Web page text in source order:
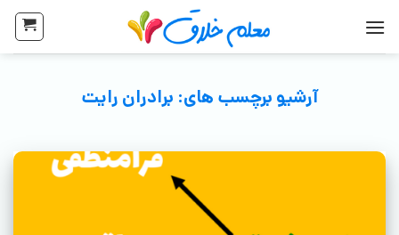
آرشیو برچسب های: برادران رایت